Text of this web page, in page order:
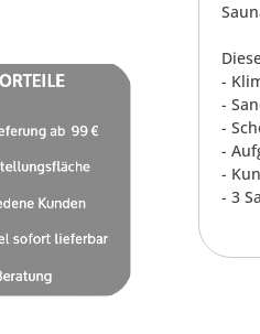
-
-
-
-
-
- 3